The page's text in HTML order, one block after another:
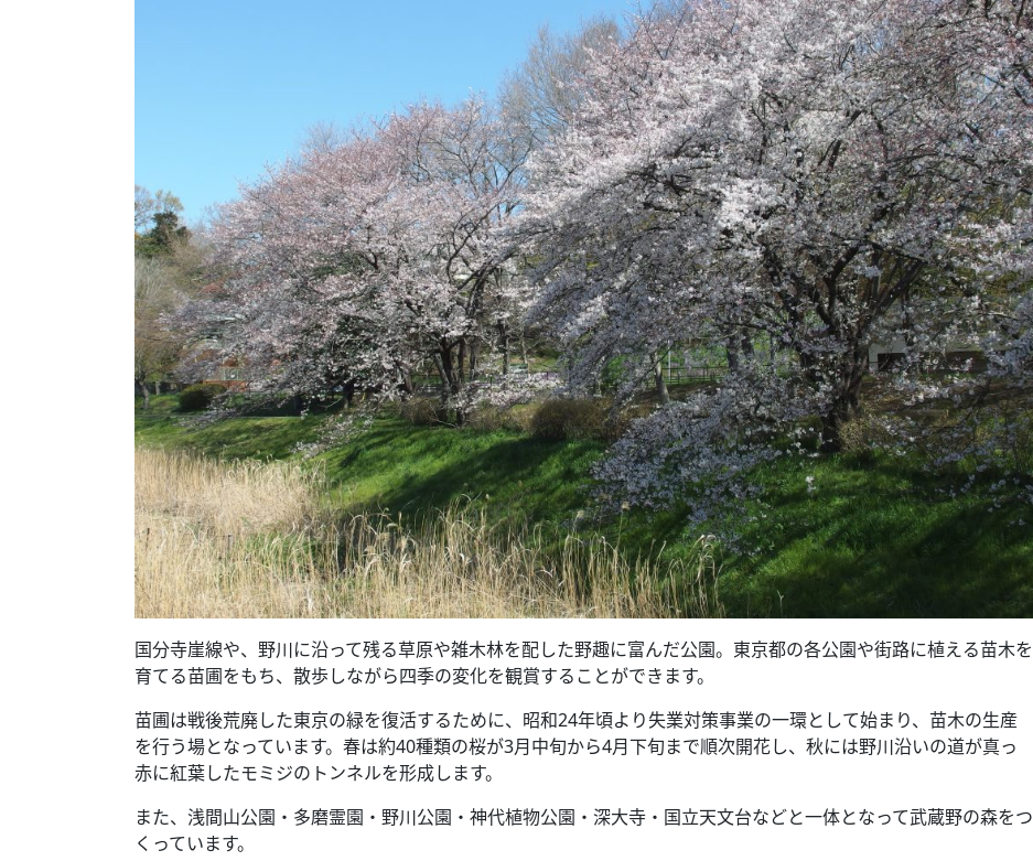
国分寺崖線や、野川に沿って残る草原や雑木林を配した野趣に富んだ公園。東京都の各公園や街路に植える苗木を
育てる苗圃をもち、散歩しながら四季の変化を観賞することができます。
苗圃は戦後荒廃した東京の緑を復活するために、昭和24年頃より失業対策事業の一環として始まり、苗木の生産
を行う場となっています。春は約40種類の桜が3月中旬から4月下旬まで順次開花し、秋には野川沿いの道が真っ
赤に紅葉したモミジのトンネルを形成します。
また、浅間山公園・多磨霊園・野川公園・神代植物公園・深大寺・国立天文台などと一体となって武蔵野の森をつ
くっています。